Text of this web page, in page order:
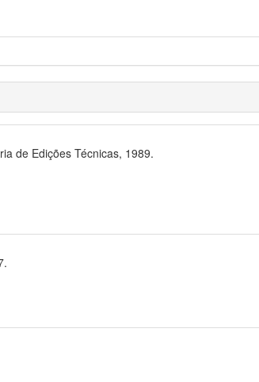
de Edições Técnicas, 1989.